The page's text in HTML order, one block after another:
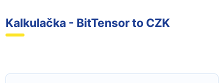
Kalkulačka - BitTensor to CZK